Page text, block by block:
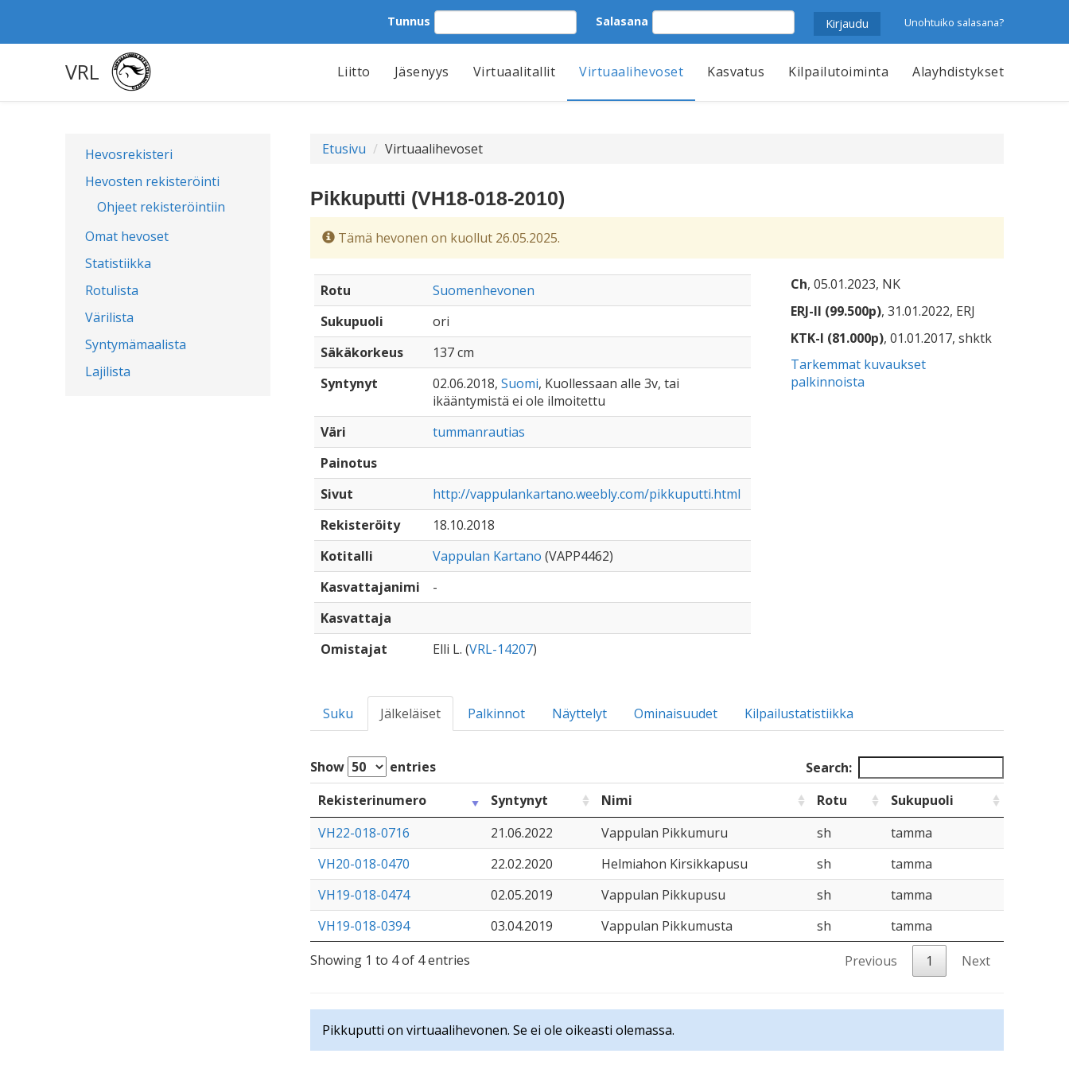
Tunnus Salasana Unohtuiko salasana?
VRL Liitto Jäsenyys Virtuaalitallit Virtuaalihevoset Kasvatus Kilpailutoiminta Alayhdistykset
Hevosrekisteri
Hevosten rekisteröinti
Ohjeet rekisteröintiin
Omat hevoset
Statistiikka
Rotulista
Värilista
Syntymämaalista
Lajilista
Etusivu Virtuaalihevoset
Pikkuputti (VH18-018-2010)
Tämä hevonen on kuollut 26.05.2025.
Rotu
Suomenhevonen
Sukupuoli
ori
Säkäkorkeus
137 cm
Syntynyt
02.06.2018, Suomi, Kuollessaan alle 3v, tai
ikääntymistä ei ole ilmoitettu
Väri
tummanrautias
Painotus
Sivut
http://vappulankartano.weebly.com/pikkuputti.html
Rekisteröity
18.10.2018
Kotitalli
Vappulan Kartano (VAPP4462)
Kasvattajanimi
-
Kasvattaja
Omistajat
Elli L. (VRL-14207)
Ch, 05.01.2023, NK
ERJ-II (99.500p), 31.01.2022, ERJ
KTK-I (81.000p), 01.01.2017, shktk
Tarkemmat kuvaukset
palkinnoista
Suku Jälkeläiset Palkinnot Näyttelyt Ominaisuudet Kilpailustatistiikka
Show entries
Search:
Rekisterinumero
Syntynyt Nimi Rotu
Sukupuoli
VH22-018-0716
21.06.2022 Vappulan Pikkumuru sh
tamma
VH20-018-0470
22.02.2020 Helmiahon Kirsikkapusu sh
tamma
VH19-018-0474
02.05.2019 Vappulan Pikkupusu sh
tamma
VH19-018-0394
03.04.2019 Vappulan Pikkumusta sh
tamma
Showing 1 to 4 of 4 entries
Previous 1 Next
Pikkuputti on virtuaalihevonen. Se ei ole oikeasti olemassa.